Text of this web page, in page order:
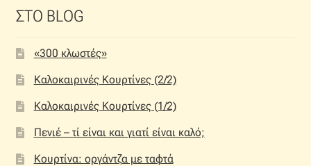
ΣΤΟ BLOG
«300 κλωστές»
Καλοκαιρινές Κουρτίνες (2/2)
Καλοκαιρινές Κουρτίνες (1/2)
Πενιέ – τί είναι και γιατί είναι καλό;
Κουρτίνα: οργάντζα με ταφτά